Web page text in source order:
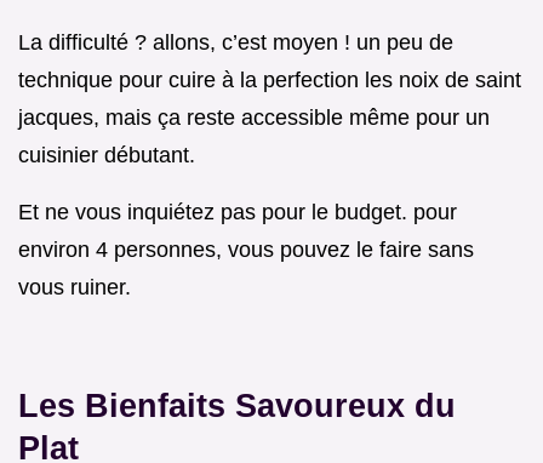
La difficulté ? allons, c’est moyen ! un peu de
technique pour cuire à la perfection les noix de saint
jacques, mais ça reste accessible même pour un
cuisinier débutant.
Et ne vous inquiétez pas pour le budget. pour
environ 4 personnes, vous pouvez le faire sans
vous ruiner.
Les Bienfaits Savoureux du
Plat